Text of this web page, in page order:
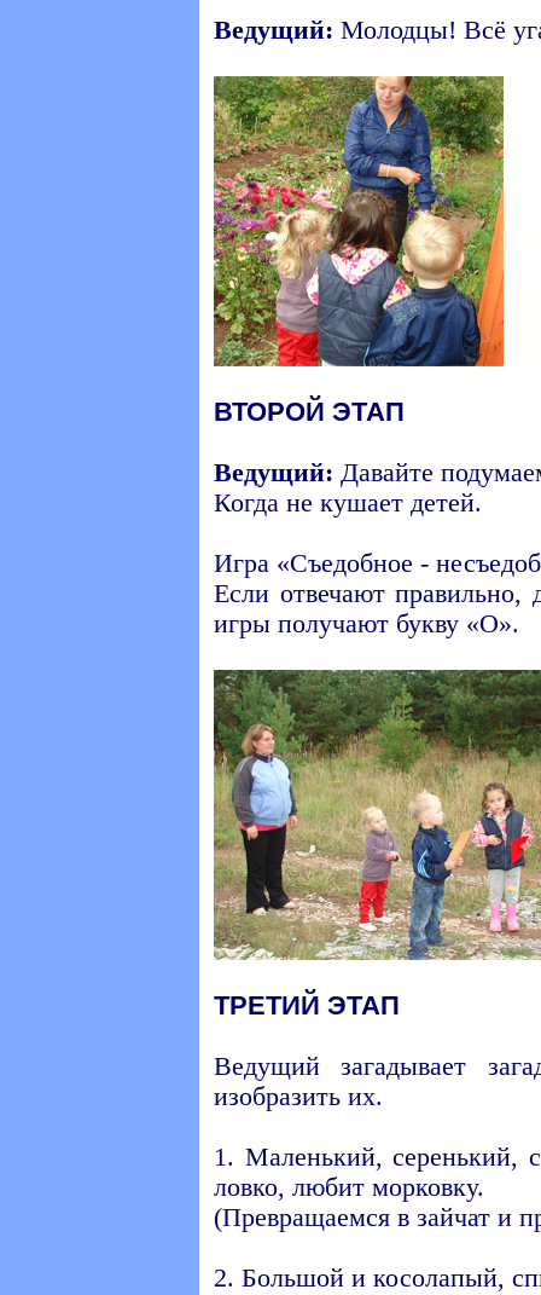
Ведущий: Молодцы! Всё
ВТОРОЙ ЭТАП
Ведущий: Давайте
Когда не кушает детей.
Игра «Съедобное -
Если отвечают
игры получают букву «О».
ТРЕТИЙ ЭТАП
Ведущий загадывает
изобразить их.
1. Маленький, серенький,
ловко, любит морковку.
(Превращаемся в зайчат и
2. Большой и косолапый,